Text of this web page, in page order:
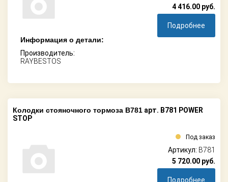
Информация о детали:
Производитель:
RAYBESTOS
4 416.00 руб.
Подробнее
Колодки стояночного тормоза B781 арт. B781 POWER
STOP
Под заказ
Артикул: B781
5 720.00 руб.
Подробнее